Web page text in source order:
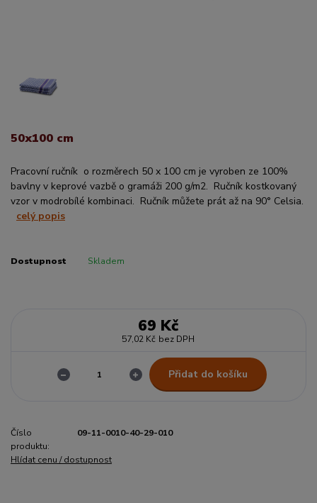
50x100 cm
Pracovní ručník o rozměrech 50 x 100 cm je vyroben ze 100%
bavlny v keprové vazbě o gramáži 200 g/m2. Ručník kostkovaný
vzor v modrobílé kombinaci. Ručník můžete prát až na 90° Celsia.
celý popis
Dostupnost Skladem
69 Kč
57,02 Kč bez DPH
Přidat do košíku
Číslo
produktu:
09-11-0010-40-29-010
Hlídat cenu / dostupnost